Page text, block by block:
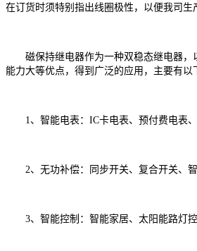
在订货时须特别指出线圈极性，以便我司生
磁保持继电器作为一种双稳态继电器，
能力大等优点，得到广泛的应用，主要有以
1、智能电表：IC卡电表、预付费电表、
2、无功补偿：同步开关、复合开关、
3、智能控制：智能家居、太阳能路灯控